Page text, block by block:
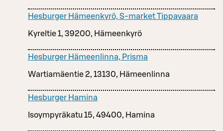
Hesburger Hämeenkyrö, S-market Tippavaara
Kyreltie 1, 39200, Hämeenkyrö
Hesburger Hämeenlinna, Prisma
Wartiamäentie 2, 13130, Hämeenlinna
Hesburger Hamina
Isoympyräkatu 15, 49400, Hamina